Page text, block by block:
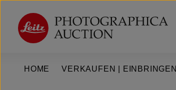
Hauptinhalt springen
Zur Hauptnavigation springen
HOME VERKAUFEN | EINBRINGEN